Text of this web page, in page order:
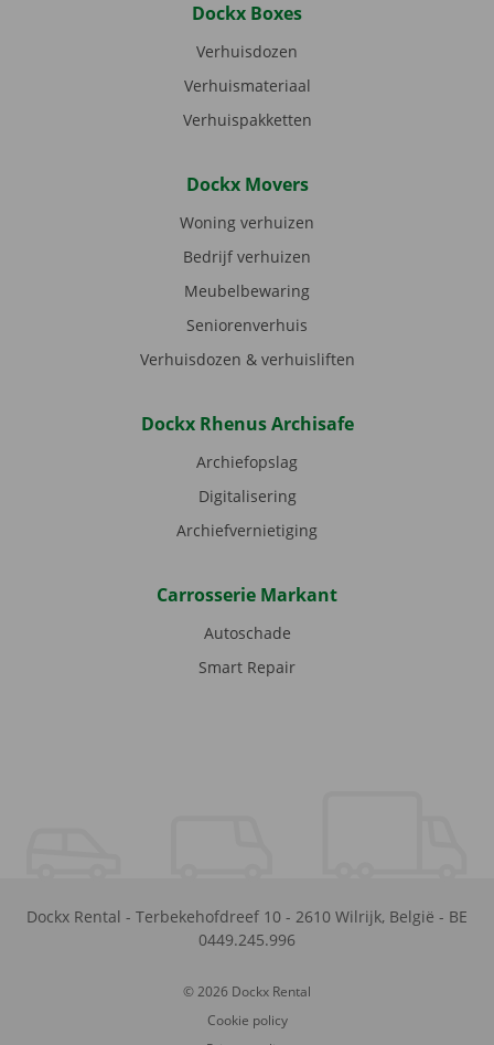
Dockx Boxes
Verhuisdozen
Verhuismateriaal
Verhuispakketten
Dockx Movers
Woning verhuizen
Bedrijf verhuizen
Meubelbewaring
Seniorenverhuis
Verhuisdozen & verhuisliften
Dockx Rhenus Archisafe
Archiefopslag
Digitalisering
Archiefvernietiging
Carrosserie Markant
Autoschade
Smart Repair
Dockx Rental - Terbekehofdreef 10 - 2610 Wilrijk, België - BE
0449.245.996
© 2026 Dockx Rental
Cookie policy